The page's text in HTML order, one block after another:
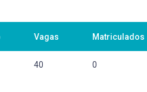
Vagas Matriculados
40 0